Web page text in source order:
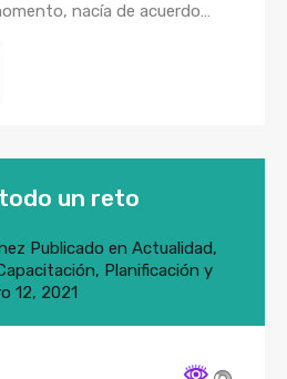
nacía de acuerdo…
un reto
Publicado en Actualidad,
, Planificación y
12, 2021